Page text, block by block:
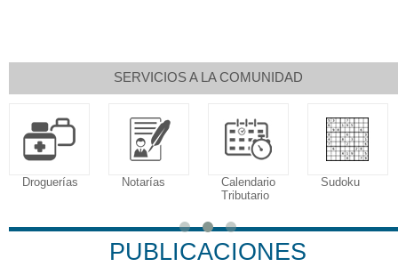
SERVICIOS A LA COMUNIDAD
Droguerías Notarías
Calendario
Tributario
Sudoku
PUBLICACIONES